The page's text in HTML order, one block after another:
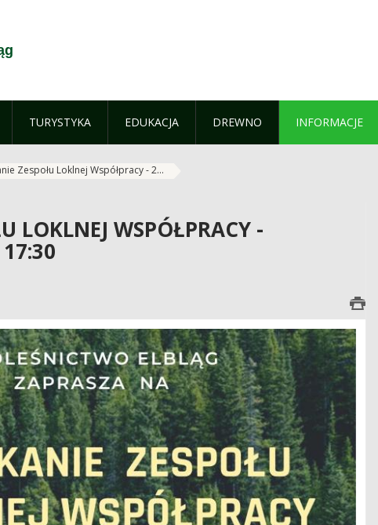
TURYSTYKA EDUKACJA DREWNO INFORMACJE
Zespołu Loklnej Współpracy - 2...
LOKLNEJ WSPÓŁPRACY -